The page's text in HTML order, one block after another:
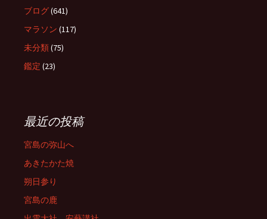
ブログ(641)
マラソン (117)
未分類(75)
鑑定 (23)
最近の投稿
宮島の弥山へ
あきたかた焼
朔日参り
宮島の鹿